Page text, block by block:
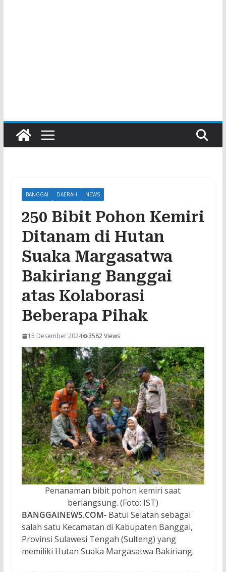
BANGGAI DAERAH NEWS
250 Bibit Pohon Kemiri
Ditanam di Hutan
Suaka Margasatwa
Bakiriang Banggai
atas Kolaborasi
Beberapa Pihak
15 Desember 2024 3582 Views
Penanaman bibit pohon kemiri saat
berlangsung. (Foto: IST)
BANGGAINEWS.COM-Batui Selatan sebagai
salah satu Kecamatan di Kabupaten Banggai,
Provinsi Sulawesi Tengah (Sulteng) yang
memiliki Hutan Suaka Margasatwa Bakiriang.